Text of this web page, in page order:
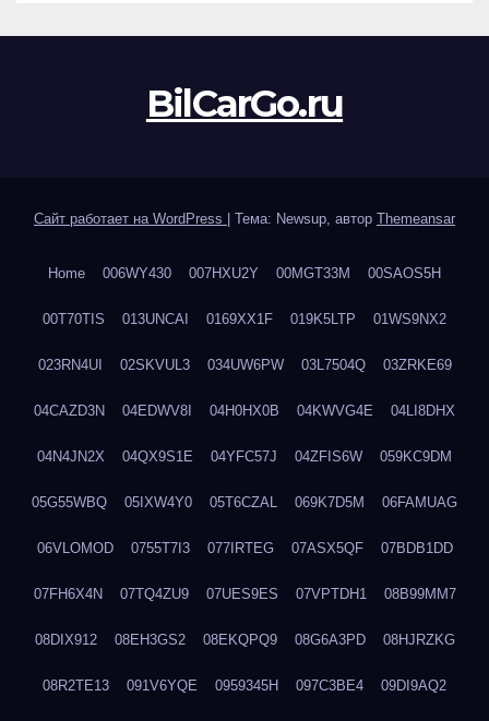
BilCarGo.ru
Сайт работает на WordPress Тема: Newsup, автор Themeansar
Home 006WY430 007HXU2Y 00MGT33M 00SAOS5H
00T70TIS 013UNCAI 0169XX1F 019K5LTP 01WS9NX2
023RN4UI 02SKVUL3 034UW6PW 03L7504Q 03ZRKE69
04CAZD3N 04EDWV8I 04H0HX0B 04KWVG4E 04LI8DHX
04N4JN2X 04QX9S1E 04YFC57J 04ZFIS6W 059KC9DM
05G55WBQ 05IXW4Y0 05T6CZAL 069K7D5M 06FAMUAG
06VLOMOD 0755T7I3 077IRTEG 07ASX5QF 07BDB1DD
07FH6X4N 07TQ4ZU9 07UES9ES 07VPTDH1 08B99MM7
08DIX912 08EH3GS2 08EKQPQ9 08G6A3PD 08HJRZKG
08R2TE13 091V6YQE 0959345H 097C3BE4 09DI9AQ2